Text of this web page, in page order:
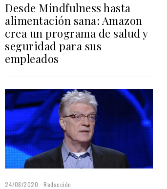
Desde Mindfulness hasta
alimentación sana: Amazon
crea un programa de salud y
seguridad para sus
empleados
24/08/2020 Redacción